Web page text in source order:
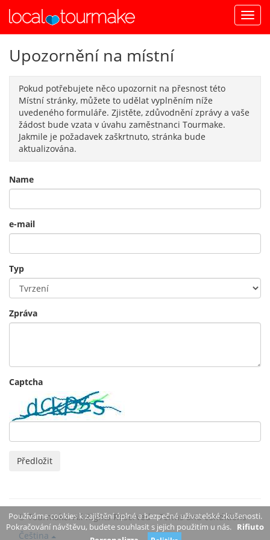
Upozornění na místní
Pokud potřebujete něco upozornit na přesnost této
Místní stránky, můžete to udělat vyplněním níže
uvedeného formuláře. Zjistěte, zdůvodnění zprávy a vaše
žádost bude vzata v úvahu zaměstnanci Tourmake.
Jakmile je požadavek zaškrtnuto, stránka bude
aktualizována.
Name
e-mail
Typ
Zpráva
Captcha
Předložit
© Tourmake. All Rights Reserved -Terms and conditions
Čeština
Používáme cookies k zajištění úplné a bezpečné uživatelské zkušenosti.
Pokračování návštěvu, budete souhlasit s jejich použitím u nás. Rifiuto